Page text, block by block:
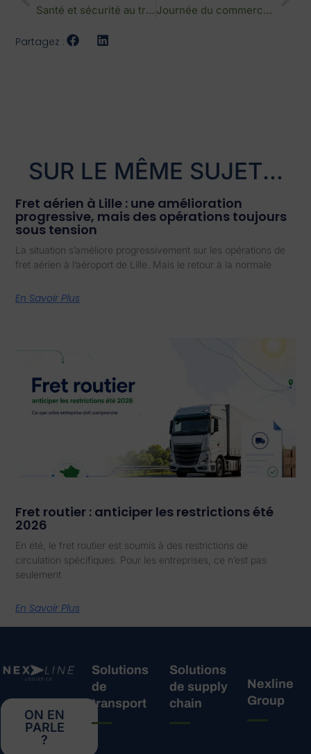
Santé et sécurité au travail : Un pilier de la logistique Journée du commerce équitable : transport et RSE
Partagez :
SUR LE MÊME SUJET...
Fret aérien à Lille : une amélioration
progressive, mais des opérations toujours
sous tension
La situation s’améliore progressivement sur les opérations de
fret aérien à l’aéroport de Lille. Mais le retour à la normale
En Savoir Plus
Fret routier : anticiper les restrictions été
2026
En été, le fret routier est soumis à des restrictions de
circulation spécifiques. Pour les entreprises, ce n’est pas
seulement
En Savoir Plus
ON EN
PARLE
?
Solutions
de
transport
Solutions
de supply
chain
Nexline
Group